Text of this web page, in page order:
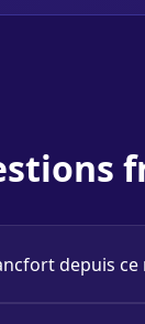
depuis